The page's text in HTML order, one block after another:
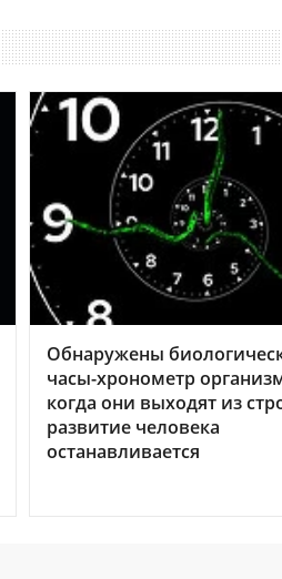
Обнаружены
часы-хронометр
когда они выходят из
развитие человека
останавливается